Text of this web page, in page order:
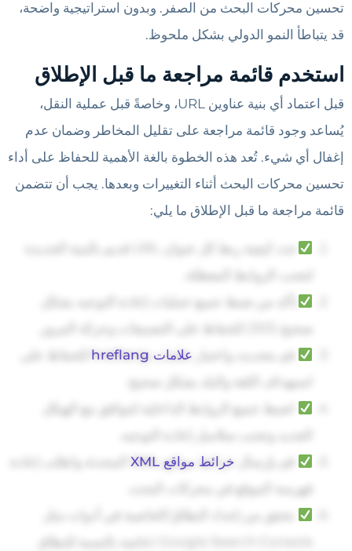
تحسين محركات البحث من الصفر. وبدون استراتيجية واضحة،
قد يتباطأ النمو الدولي بشكل ملحوظ.
استخدم قائمة مراجعة ما قبل الإطلاق
قبل اعتماد أي بنية عناوين URL، وخاصةً قبل عملية النقل،
يُساعد وجود قائمة مراجعة على تقليل المخاطر وضمان عدم
إغفال أي شيء. تُعد هذه الخطوة بالغة الأهمية للحفاظ على أداء
تحسين محركات البحث أثناء التغييرات وبعدها. يجب أن تتضمن
قائمة مراجعة ما قبل الإطلاق ما يلي:
حدد كيفية ربط كل عنوان URL قديم بالبنية الجديدة
لتجنب الروابط المعطلة.
تأكد من ضبط جميع عمليات إعادة التوجيه بشكل
صحيح (301) للحفاظ على التصنيفات وحركة المرور.
علامات hreflang
استهداف اللغة والبلد بشكل صحيح.
اضبط جميع الروابط الداخلية لتتوافق مع الهيكل
الجديد وتجنب سلاسل إعادة التوجيه.
خرائط مواقع XML
فهرسة الموقع في محركات البحث.
تحقق من إعداد النطاق/الخاصية في أدوات مثل
Google Search Console (خاصة بالنسبة للنطاق